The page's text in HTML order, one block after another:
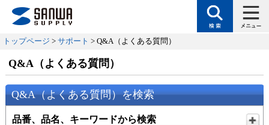
トップページ > サポート > Q&A（よくある質問）
Q&A（よくある質問）
Q&A（よくある質問）を検索
品番、品名、キーワードから検索